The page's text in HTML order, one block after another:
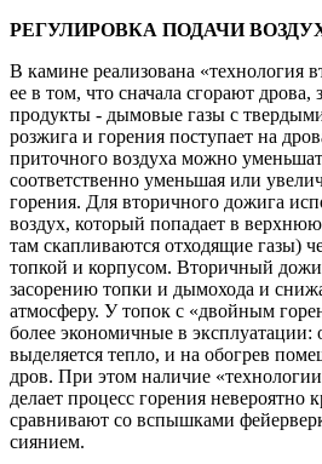
РЕГУЛИРОВКА ПОДАЧИ
В камине реализована «технология
ее в том, что сначала сгорают дрова,
продукты - дымовые газы с
розжига и горения поступает на
приточного воздуха можно
соответственно уменьшая или
горения. Для вторичного дожига
воздух, который попадает в
там скапливаются отходящие газы)
топкой и корпусом. Вторичный
засорению топки и дымохода и
атмосферу. У топок с «двойным
более экономичные в эксплуатации:
выделяется тепло, и на обогрев
дров. При этом наличие
делает процесс горения невероятно
сравнивают со вспышками
сиянием.